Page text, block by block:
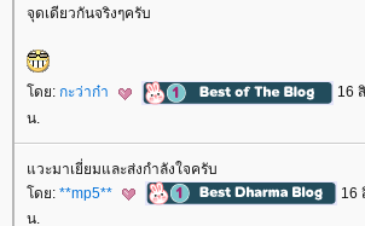
จุดเดียวกันจริงๆครับ
ดย: กะว่าก๋า
16
น.
วะมาเยี่ยมและส่งกำลังใจครับ
ดย: **mp5**
16
น.